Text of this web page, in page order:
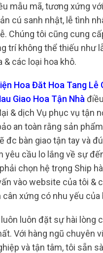
mẫu mã, tương xứng
cú sanh nhật, lễ tình
Chúng tôi cũng cung
trí không thể thiếu như
& các loại hoa khô.
Hoa Đăt Hoa Tang Lễ
Giao Hoa Tận Nhà
& dịch Vụ phục vụ tận
an toàn rằng sản
đc bàn giao tận tay và
yêu cầu lo lắng về sự
chọn hệ trọng Ship
vào website của tôi &
xứng có nhu yếu của
luôn đặt sự hài lòng
Với hàng ngũ chuyên
và tận tâm, tôi sẵn